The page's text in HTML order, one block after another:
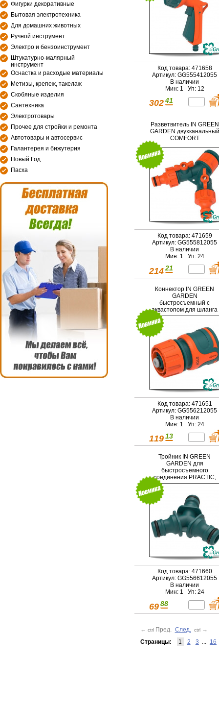
Фигурки декоративные
Бытовая электротехника
Для домашних животных
Ручной инструмент
Электро и бензоинструмент
Штукатурно-малярный
инструмент
Оснастка и расходые материалы
Метизы, крепеж, такелаж
Скобяные изделия
Сантехника
Электротовары
Прочее для стройки и ремонта
Автотовары и автосервис
Галантерея и бижутерия
Новый Год
Пасха
Код товара: 471658
Артикул: GG555412055
В наличии
Мин: 1 Уп: 12
302 41
Разветвитель IN GREEN
GARDEN двухканальный
COMFORT
Код товара: 471659
Артикул: GG555812055
В наличии
Мин: 1 Уп: 24
214 21
Коннектор IN GREEN
GARDEN
быстросъемный с
аквастопом для шланга
1/2 SOFTEL
Код товара: 471651
Артикул: GG556212055
В наличии
Мин: 1 Уп: 24
119 13
Тройник IN GREEN
GARDEN для
быстросъемного
соединения PRACTIC,
ABS
Код товара: 471660
Артикул: GG556612055
В наличии
Мин: 1 Уп: 24
69 88
← ctrl Пред. След. ctrl →
Страницы:
1 2 3 ... 16